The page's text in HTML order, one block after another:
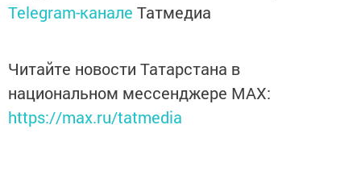
Telegram-канале Татмедиа
Читайте новости Татарстана в
национальном мессенджере MАХ:
https://max.ru/tatmedia